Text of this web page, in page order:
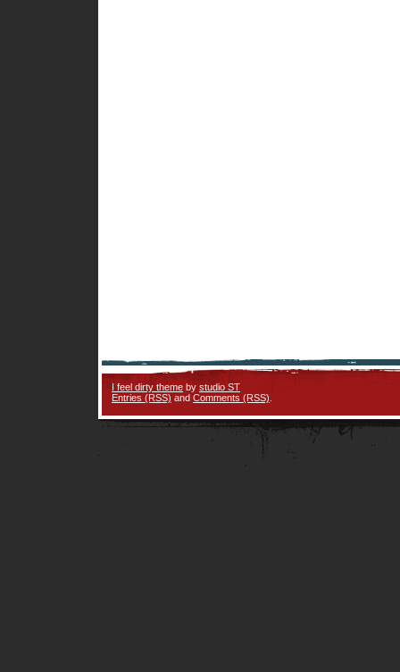
I feel dirty theme by studio ST
Entries (RSS) and Comments (RSS)